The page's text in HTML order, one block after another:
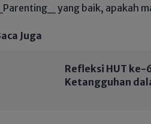
_Parenting_ yang baik, apakah
Juga
Refleksi HUT ke-
Ketangguhan